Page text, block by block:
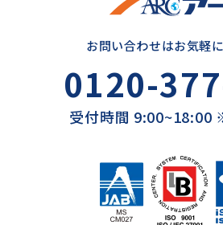
お問い合わせはお気軽
0120-
受付時間 9:00~18:00